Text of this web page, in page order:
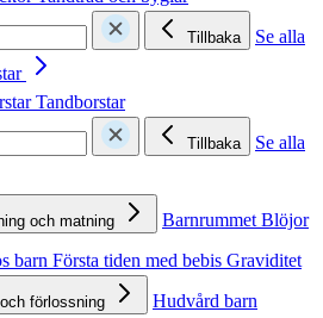
Tillbaka
Se alla
Tandborstar
Tillbaka
Se alla
och matning BarnrummetBlöjor
barn Första tiden med bebis Graviditet
förlossning
Hudvård barn